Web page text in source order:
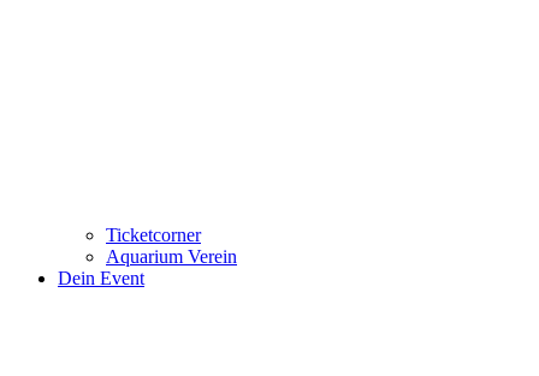
Ticketcorner
Aquarium Verein
Dein Event